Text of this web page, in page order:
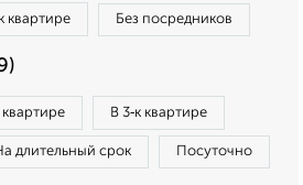
квартире Без посредников
квартире В 3‑к квартире
длительный срок Посуточно